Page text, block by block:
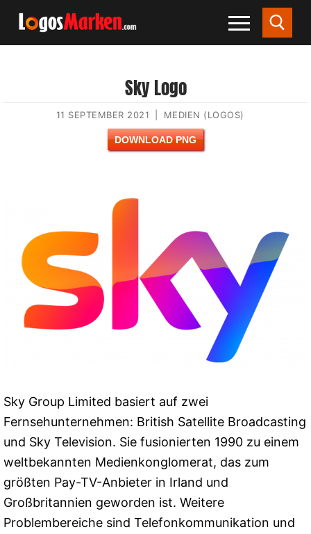
Sky Logo
11 SEPTEMBER 2021 MEDIEN (LOGOS)
DOWNLOAD PNG
Sky Group Limited basiert auf zwei
Fernsehunternehmen: British Satellite Broadcasting
und Sky Television. Sie fusionierten 1990 zu einem
weltbekannten Medienkonglomerat, das zum
größten Pay-TV-Anbieter in Irland und
Großbritannien geworden ist. Weitere
Problembereiche sind Telefonkommunikation und